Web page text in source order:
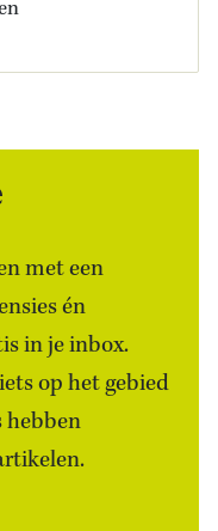
met een
én
in je inbox.
op het gebied
hebben